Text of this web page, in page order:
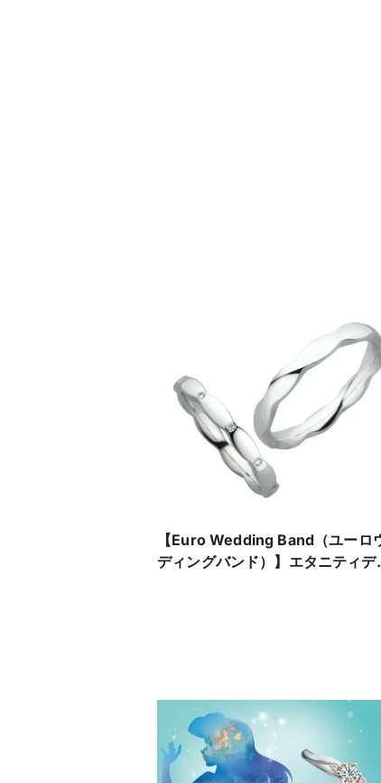
【Euro Wedding Band（ユーロ
ディングバンド）】エタニティデ